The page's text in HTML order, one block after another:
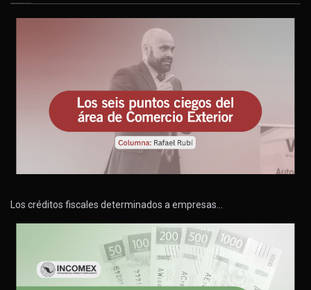
Los créditos fiscales determinados a empresas…